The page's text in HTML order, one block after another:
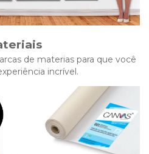
de materias para que você
incrível.